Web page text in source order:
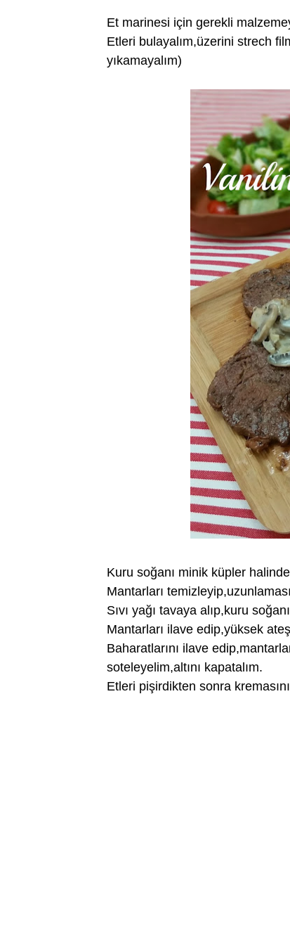
Et marinesi için gerekli
Etleri bulayalım,üzerini strech
yıkamayalım)
Kuru soğanı minik küpler
Mantarları
Sıvı yağı tavaya alıp,kuru
Mantarları ilave edip,yüksek
Baharatlarını ilave
soteleyelim,altını kapatalım.
Etleri pişirdikten sonra